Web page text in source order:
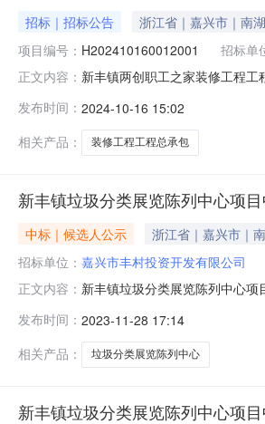
招标｜招标公告 浙江省｜嘉兴市｜南
项目编号： H202410160012001 招标单
正文内容： 新丰镇两创职工之家装修工程
丰镇两创职工之家装修工程工
发布时间： 2024-10-16 15:02
相关产品：
装修工程工程总承包
新丰镇垃圾分类展览陈列中心项
中标｜候选人公示 浙江省｜嘉兴市｜
招标单位： 嘉兴市丰村投资开发有限公司
正文内容： 新丰镇垃圾分类展览陈列中心
称新丰镇垃圾分类展览陈列中
720628元企业资质具有展览陈列
发布时间： 2023-11-28 17:14
相关产品：
垃圾分类展览陈列中心
新丰镇垃圾分类展览陈列中心项